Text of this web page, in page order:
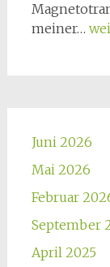
meiner…
Juni 2026
Mai 2026
Februar
September
April 2025